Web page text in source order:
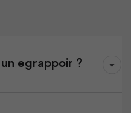
egrappoir ?